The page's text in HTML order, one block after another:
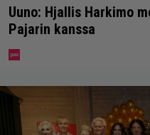
Uuno: Hjallis Harkimo
Pajarin kanssa